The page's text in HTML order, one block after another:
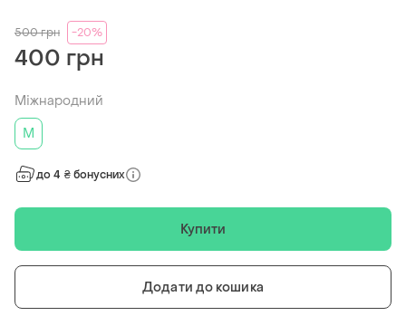
500грн -20%
400 грн
Міжнародний
M
до 4 ₴ бонусних
Купити
Додати до кошика